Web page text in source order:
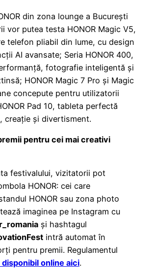
din zona lounge a București
vor putea testa HONOR Magic V5,
telefon pliabil din lume, cu design
AI avansate; Seria HONOR 400,
fotografie inteligentă și
HONOR Magic 7 Pro și Magic
concepute pentru utilizatorii
Pad 10, tableta perfectă
creație și divertisment.
pentru cei mai creativi
festivalului, vizitatorii pot
HONOR: cei care
HONOR sau zona photo
imaginea pe Instagram cu
și hashtagul
intră automat în
pentru premii. Regulamentul
online aici.